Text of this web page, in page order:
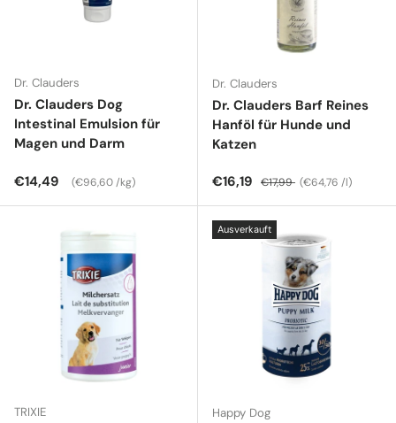
Dr. Clauders
Dr. Clauders Dog
Intestinal Emulsion für
Magen und Darm
Normaler Preis
€14,49 Grundpreis
€96,60 /kg
Dr. Clauders
Dr. Clauders Barf Reines
Hanföl für Hunde und
Katzen
Verkaufspreis
€16,19 Normaler Preis
€17,99 Grundpreis
€64,76 /l
TRIXIE
Ausverkauft
Happy Dog